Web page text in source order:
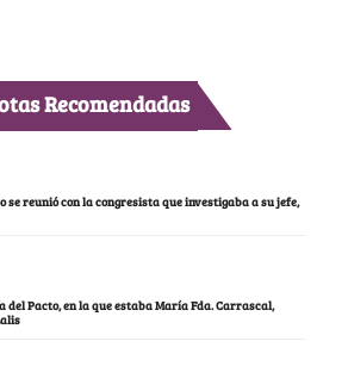
Recomendadas
se reunió con la congresista que investigaba a su jefe,
Pacto, en la que estaba María Fda. Carrascal,